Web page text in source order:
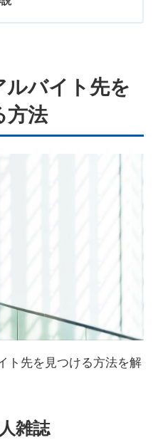
ルバイト先を
方法
ト先を見つける方法を解
雑誌